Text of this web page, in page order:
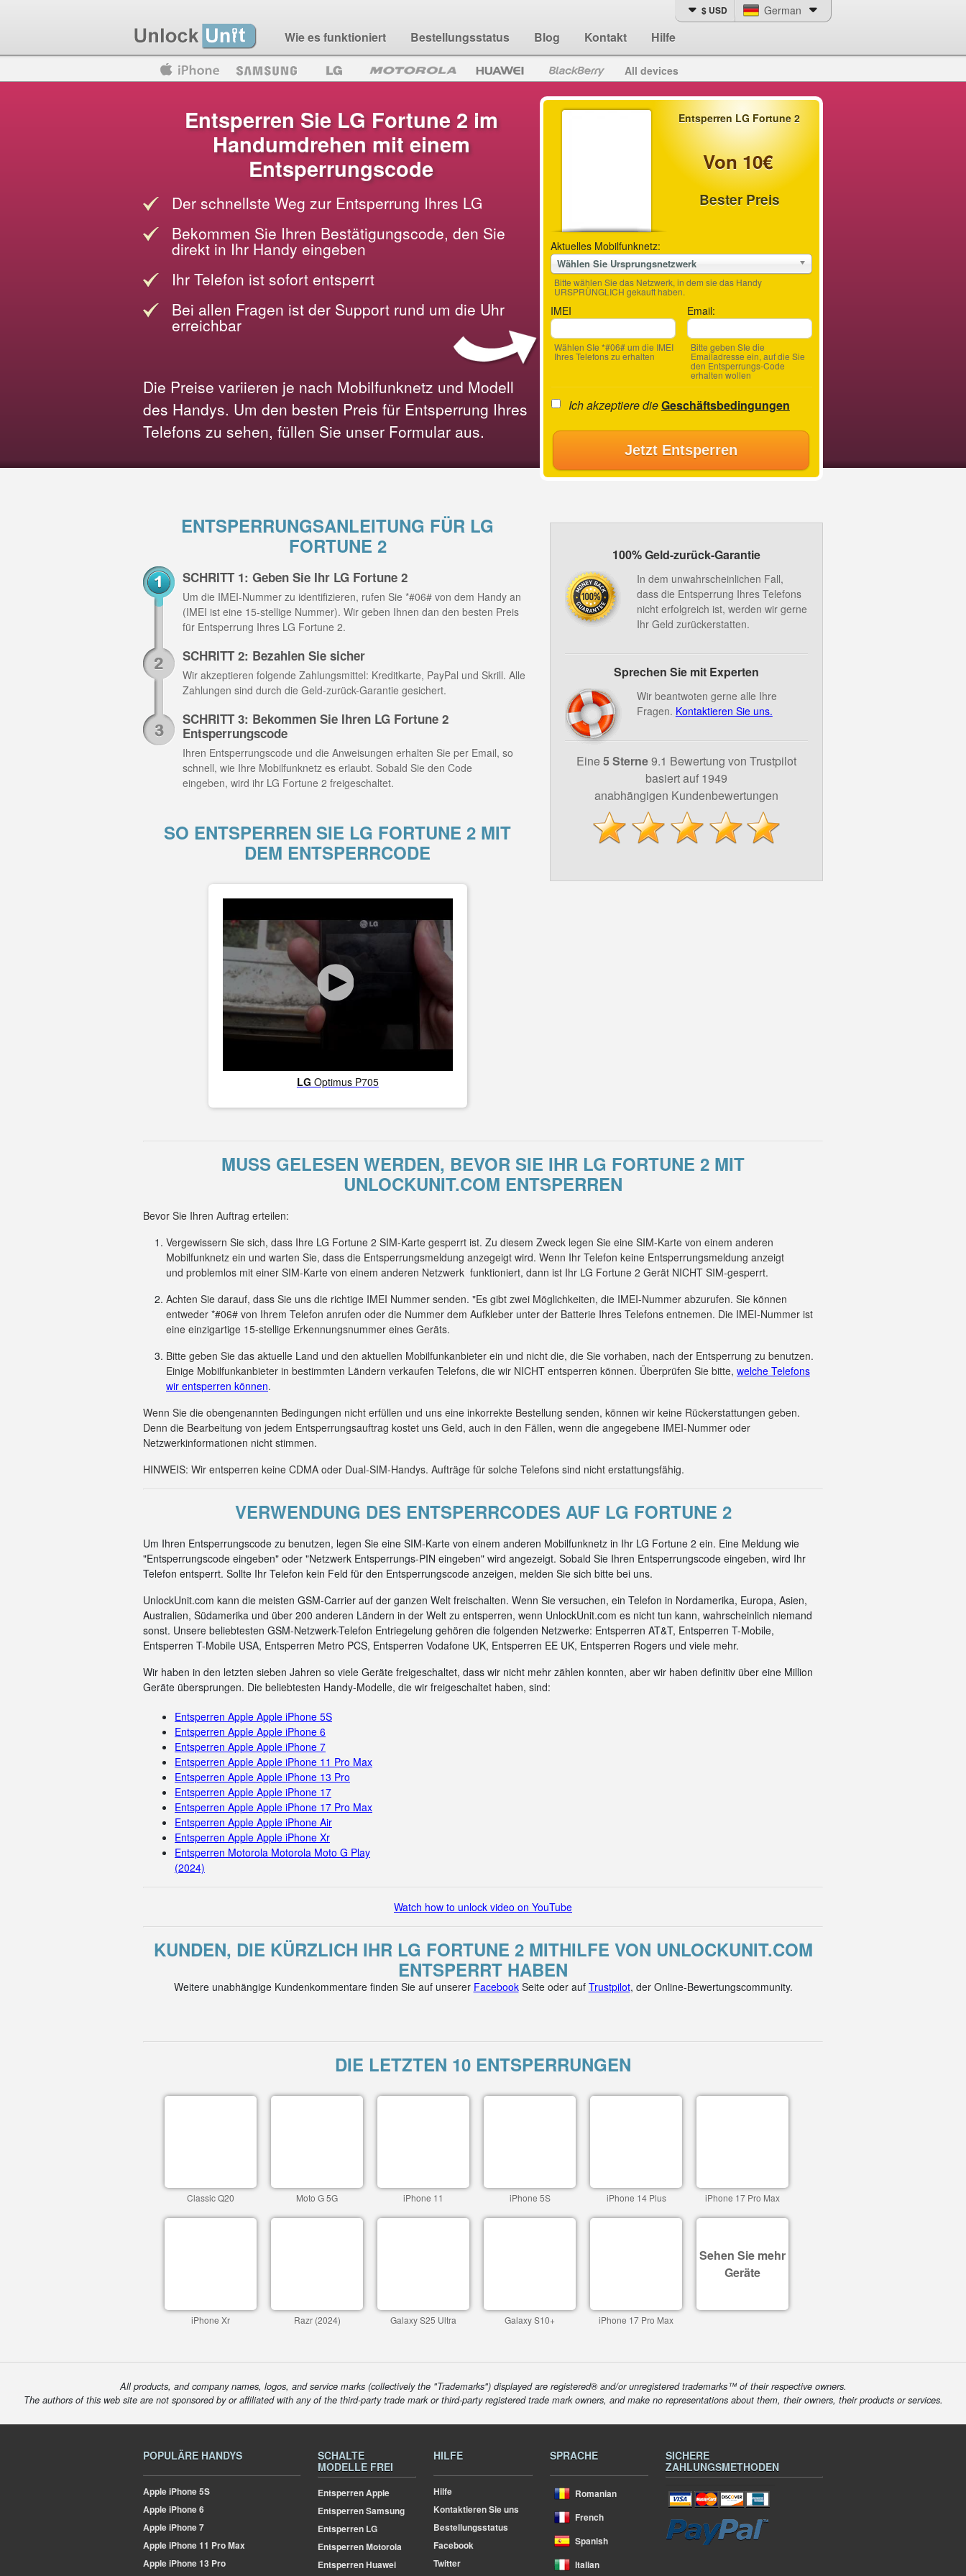
Wie es funktioniert Bestellungsstatus Blog Kontakt Hilfe
$ USD German
Blackberry All devices
Entsperren LG Fortune 2
Von 10€
Bester Preis
Aktuelles Mobilfunknetz:
Wählen Sie Ursprungsnetzwerk
Bitte wählen Sie das Netzwerk, in dem sie das Handy
URSPRÜNGLICH gekauft haben.
IMEI
Wählen SIe *#06# um die IMEI
Ihres Telefons zu erhalten
Email:
Bitte geben SIe die
Emailadresse ein, auf die Sie
den Entsperrungs-Code
erhalten wollen
Ich akzeptiere dieGeschäftsbedingungen
Jetzt Entsperren
Entsperren Sie LG Fortune 2 im
Handumdrehen mit einem
Entsperrungscode
Der schnellste Weg zur Entsperrung Ihres LG
Bekommen Sie Ihren Bestätigungscode, den Sie
direkt in Ihr Handy eingeben
Ihr Telefon ist sofort entsperrt
Bei allen Fragen ist der Support rund um die Uhr
erreichbar
Die Preise variieren je nach Mobilfunknetz und Modell
des Handys. Um den besten Preis für Entsperrung Ihres
Telefons zu sehen, füllen Sie unser Formular aus.
ENTSPERRUNGSANLEITUNG FÜR LG
FORTUNE 2
SCHRITT 1: Geben Sie Ihr LG Fortune 2
Um die IMEI-Nummer zu identifizieren, rufen Sie *#06# von dem Handy an
(IMEI ist eine 15-stellige Nummer). Wir geben Ihnen dan den besten Preis
für Entsperrung Ihres LG Fortune 2.
SCHRITT 2: Bezahlen Sie sicher
Wir akzeptieren folgende Zahlungsmittel: Kreditkarte, PayPal und Skrill. Alle
Zahlungen sind durch die Geld-zurück-Garantie gesichert.
SCHRITT 3: Bekommen Sie Ihren LG Fortune 2
Entsperrungscode
Ihren Entsperrungscode und die Anweisungen erhalten Sie per Email, so
schnell, wie Ihre Mobilfunknetz es erlaubt. Sobald Sie den Code
eingeben, wird ihr LG Fortune 2 freigeschaltet.
SO ENTSPERREN SIE LG FORTUNE 2 MIT
DEM ENTSPERRCODE
LG Optimus P705
100% Geld-zurück-Garantie
In dem unwahrscheinlichen Fall,
dass die Entsperrung Ihres Telefons
nicht erfolgreich ist, werden wir gerne
Ihr Geld zurückerstatten.
Sprechen Sie mit Experten
Wir beantwoten gerne alle Ihre
Fragen. Kontaktieren Sie uns.
Eine 5 Sterne9.1 Bewertung von Trustpilot
basiert auf 1949
anabhängigen Kundenbewertungen
MUSS GELESEN WERDEN, BEVOR SIE IHR LG FORTUNE 2 MIT
UNLOCKUNIT.COM ENTSPERREN
Bevor Sie Ihren Auftrag erteilen:
Vergewissern Sie sich, dass Ihre LG Fortune 2 SIM-Karte gesperrt ist. Zu diesem Zweck legen Sie eine SIM-Karte von einem anderen
Mobilfunknetz ein und warten Sie, dass die Entsperrungsmeldung anzegeigt wird. Wenn Ihr Telefon keine Entsperrungsmeldung anzeigt
und problemlos mit einer SIM-Karte von einem anderen Netzwerk funktioniert, dann ist Ihr LG Fortune 2 Gerät NICHT SIM-gesperrt.
Achten Sie darauf, dass Sie uns die richtige IMEI Nummer senden. "Es gibt zwei Möglichkeiten, die IMEI-Nummer abzurufen. Sie können
entweder *#06# von Ihrem Telefon anrufen oder die Nummer dem Aufkleber unter der Batterie Ihres Telefons entnemen. Die IMEI-Nummer ist
eine einzigartige 15-stellige Erkennungsnummer eines Geräts.
Bitte geben Sie das aktuelle Land und den aktuellen Mobilfunkanbieter ein und nicht die, die Sie vorhaben, nach der Entsperrung zu benutzen.
Einige Mobilfunkanbieter in bestimmten Ländern verkaufen Telefons, die wir NICHT entsperren können. Überprüfen Sie bitte, welche Telefons
wir entsperren können.
Wenn Sie die obengenannten Bedingungen nicht erfüllen und uns eine inkorrekte Bestellung senden, können wir keine Rückerstattungen geben.
Denn die Bearbeitung von jedem Entsperrungsauftrag kostet uns Geld, auch in den Fällen, wenn die angegebene IMEI-Nummer oder
Netzwerkinformationen nicht stimmen.
HINWEIS: Wir entsperren keine CDMA oder Dual-SIM-Handys. Aufträge für solche Telefons sind nicht erstattungsfähig.
VERWENDUNG DES ENTSPERRCODES AUF LG FORTUNE 2
Um Ihren Entsperrungscode zu benutzen, legen Sie eine SIM-Karte von einem anderen Mobilfunknetz in Ihr LG Fortune 2 ein. Eine Meldung wie
"Entsperrungscode eingeben" oder "Netzwerk Entsperrungs-PIN eingeben" wird angezeigt. Sobald Sie Ihren Entsperrungscode eingeben, wird Ihr
Telefon entsperrt. Sollte Ihr Telefon kein Feld für den Entsperrungscode anzeigen, melden Sie sich bitte bei uns.
UnlockUnit.com kann die meisten GSM-Carrier auf der ganzen Welt freischalten. Wenn Sie versuchen, ein Telefon in Nordamerika, Europa, Asien,
Australien, Südamerika und über 200 anderen Ländern in der Welt zu entsperren, wenn UnlockUnit.com es nicht tun kann, wahrscheinlich niemand
sonst. Unsere beliebtesten GSM-Netzwerk-Telefon Entriegelung gehören die folgenden Netzwerke: Entsperren AT&T, Entsperren T-Mobile,
Entsperren T-Mobile USA, Entsperren Metro PCS, Entsperren Vodafone UK, Entsperren EE UK, Entsperren Rogers und viele mehr.
Wir haben in den letzten sieben Jahren so viele Geräte freigeschaltet, dass wir nicht mehr zählen konnten, aber wir haben definitiv über eine Million
Geräte übersprungen. Die beliebtesten Handy-Modelle, die wir freigeschaltet haben, sind:
Entsperren Apple Apple iPhone 5S
Entsperren Apple Apple iPhone 6
Entsperren Apple Apple iPhone 7
Entsperren Apple Apple iPhone 11 Pro Max
Entsperren Apple Apple iPhone 13 Pro
Entsperren Apple Apple iPhone 17
Entsperren Apple Apple iPhone 17 Pro Max
Entsperren Apple Apple iPhone Air
Entsperren Apple Apple iPhone Xr
Entsperren Motorola Motorola Moto G Play
(2024)
Watch how to unlock video on YouTube
KUNDEN, DIE KÜRZLICH IHR LG FORTUNE 2 MITHILFE VON UNLOCKUNIT.COM
ENTSPERRT HABEN
Weitere unabhängige Kundenkommentare finden Sie auf unserer FacebookSeite oder auf Trustpilot, der Online-Bewertungscommunity.
DIE LETZTEN 10 ENTSPERRUNGEN
Classic Q20 Moto G 5G iPhone 11 iPhone 5S iPhone 14 Plus iPhone 17 Pro Max
iPhone Xr Razr (2024) Galaxy S25 Ultra Galaxy S10+ iPhone 17 Pro Max
Sehen Sie mehr
Geräte
All products, and company names, logos, and service marks (collectively the "Trademarks") displayed are registered® and/or unregistered trademarks™ of their respective owners.
The authors of this web site are not sponsored by or affiliated with any of the third-party trade mark or third-party registered trade mark owners, and make no representations about them, their owners, their products or services.
POPULÄRE HANDYS
AppleiPhone 5S
AppleiPhone 6
AppleiPhone 7
AppleiPhone 11 Pro Max
AppleiPhone 13 Pro
SCHALTE
MODELLE FREI
Entsperren Apple
Entsperren Samsung
Entsperren LG
Entsperren Motorola
Entsperren Huawei
HILFE
Hilfe
Kontaktieren Sie uns
Bestellungsstatus
Facebook
Twitter
SPRACHE
Romanian
French
Spanish
Italian
SICHERE
ZAHLUNGSMETHODEN